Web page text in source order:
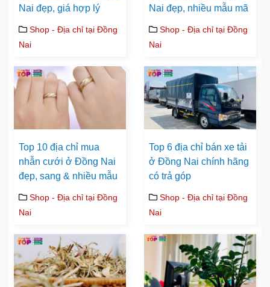
Nai đẹp, giá hợp lý
Shop - Địa chỉ tại Đồng
Nai
Nai đẹp, nhiều mẫu mã
Shop - Địa chỉ tại Đồng
Nai
Top 10 địa chỉ mua
nhẫn cưới ở Đồng Nai
đẹp, sang & nhiều mẫu
Shop - Địa chỉ tại Đồng
Nai
Top 6 địa chỉ bán xe tải
ở Đồng Nai chính hãng
có trả góp
Shop - Địa chỉ tại Đồng
Nai